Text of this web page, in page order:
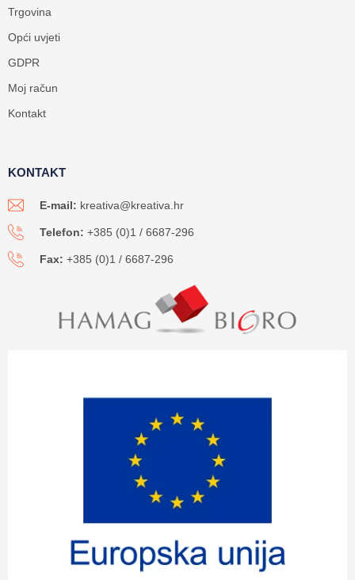
Trgovina
Opći uvjeti
GDPR
Moj račun
Kontakt
KONTAKT
E-mail: kreativa@kreativa.hr
Telefon: +385 (0)1 / 6687-296
Fax: +385 (0)1 / 6687-296